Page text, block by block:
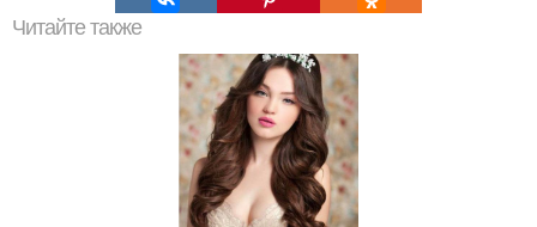
Читайте также